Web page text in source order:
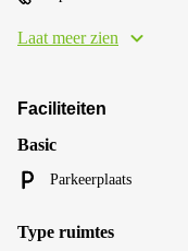
Laat meer zien
Faciliteiten
Basic
Parkeerplaats
Type ruimtes